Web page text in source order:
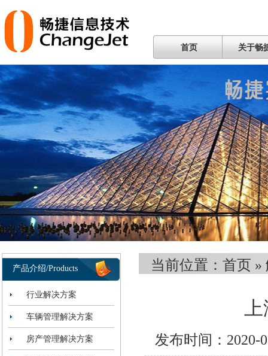
首页 关于畅
产品介绍/Products
行业解决方案
车辆管理解决方案
房产管理解决方案
当前位置： 首页 »
上
发布时间：2020-